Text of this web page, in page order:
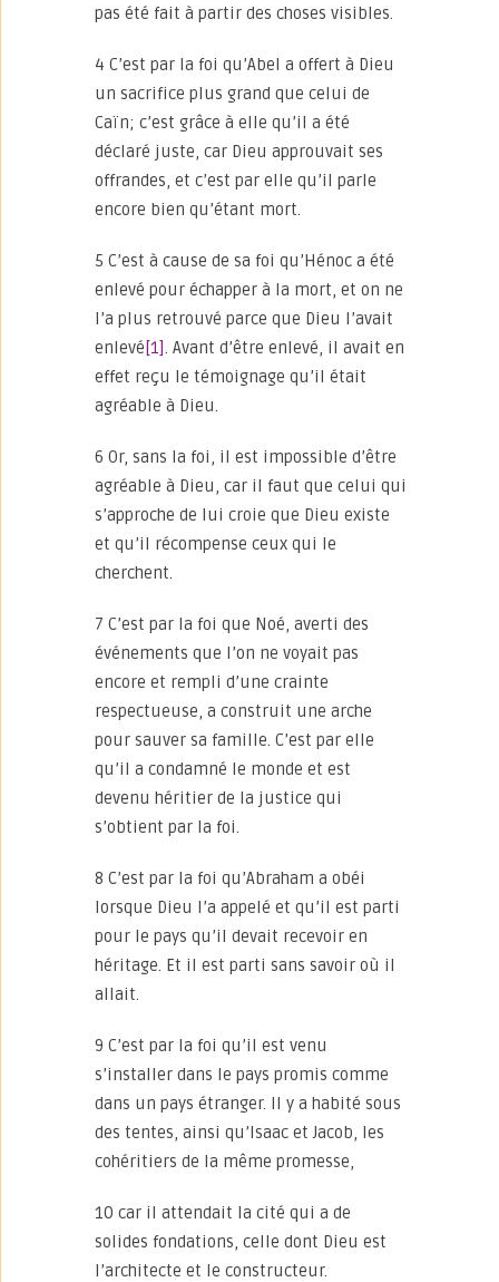
pas été fait à partir des choses visibles.
4 C’est par la foi qu’Abel a offert à Dieu
un sacrifice plus grand que celui de
Caïn; c’est grâce à elle qu’il a été
déclaré juste, car Dieu approuvait ses
offrandes, et c’est par elle qu’il parle
encore bien qu’étant mort.
5 C’est à cause de sa foi qu’Hénoc a été
enlevé pour échapper à la mort, et on ne
l’a plus retrouvé parce que Dieu l’avait
enlevé [1]. Avant d’être enlevé, il avait en
effet reçu le témoignage qu’il était
agréable à Dieu.
6 Or, sans la foi, il est impossible d’être
agréable à Dieu, car il faut que celui qui
s’approche de lui croie que Dieu existe
et qu’il récompense ceux qui le
cherchent.
7 C’est par la foi que Noé, averti des
événements que l’on ne voyait pas
encore et rempli d’une crainte
respectueuse, a construit une arche
pour sauver sa famille. C’est par elle
qu’il a condamné le monde et est
devenu héritier de la justice qui
s’obtient par la foi.
8 C’est par la foi qu’Abraham a obéi
lorsque Dieu l’a appelé et qu’il est parti
pour le pays qu’il devait recevoir en
héritage. Et il est parti sans savoir où il
allait.
9 C’est par la foi qu’il est venu
s’installer dans le pays promis comme
dans un pays étranger. Il y a habité sous
des tentes, ainsi qu’Isaac et Jacob, les
cohéritiers de la même promesse,
10 car il attendait la cité qui a de
solides fondations, celle dont Dieu est
l’architecte et le constructeur.